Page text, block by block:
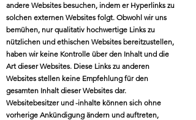
andere Websites besuchen, indem er Hyperlinks zu
solchen externen Websites folgt. Obwohl wir uns
bemühen, nur qualitativ hochwertige Links zu
nützlichen und ethischen Websites bereitzustellen,
haben wir keine Kontrolle über den Inhalt und die
Art dieser Websites. Diese Links zu anderen
Websites stellen keine Empfehlung für den
gesamten Inhalt dieser Websites dar.
Websitebesitzer und -inhalte können sich ohne
vorherige Ankündigung ändern und auftreten,